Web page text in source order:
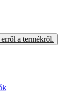
a termékről.